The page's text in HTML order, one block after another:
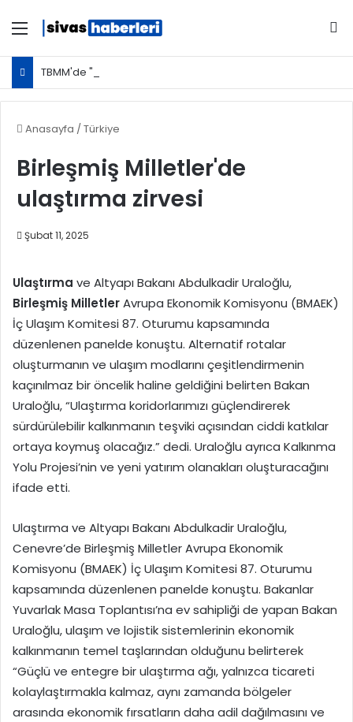
Menü
TBMM'de "Veriden Karara Ulusal Yapay Zeka Zirvesi"
Anasayfa / Türkiye
Birleşmiş Milletler'de
ulaştırma zirvesi
Şubat 11, 2025
Ulaştırma ve Altyapı Bakanı Abdulkadir Uraloğlu,
Birleşmiş MilletlerAvrupa Ekonomik Komisyonu (BMAEK)
İç Ulaşım Komitesi 87. Oturumu kapsamında
düzenlenen panelde konuştu. Alternatif rotalar
oluşturmanın ve ulaşım modlarını çeşitlendirmenin
kaçınılmaz bir öncelik haline geldiğini belirten Bakan
Uraloğlu, “Ulaştırma koridorlarımızı güçlendirerek
sürdürülebilir kalkınmanın teşviki açısından ciddi katkılar
ortaya koymuş olacağız.” dedi. Uraloğlu ayrıca Kalkınma
Yolu Projesi’nin ve yeni yatırım olanakları oluşturacağını
ifade etti.
Ulaştırma ve Altyapı Bakanı Abdulkadir Uraloğlu,
Cenevre’de Birleşmiş Milletler Avrupa Ekonomik
Komisyonu (BMAEK) İç Ulaşım Komitesi 87. Oturumu
kapsamında düzenlenen panelde konuştu. Bakanlar
Yuvarlak Masa Toplantısı’na ev sahipliği de yapan Bakan
Uraloğlu, ulaşım ve lojistik sistemlerinin ekonomik
kalkınmanın temel taşlarından olduğunu belirterek
“Güçlü ve entegre bir ulaştırma ağı, yalnızca ticareti
kolaylaştırmakla kalmaz, aynı zamanda bölgeler
arasında ekonomik fırsatların daha adil dağılmasını ve